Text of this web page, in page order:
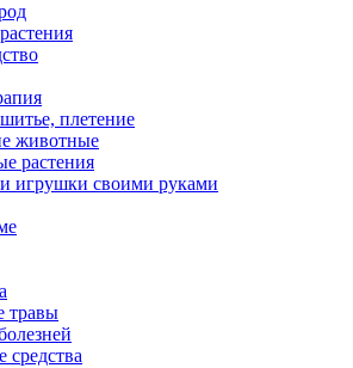
плетение
животные
растения
игрушки своими руками
травы
средства